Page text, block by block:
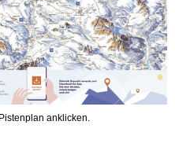
anklicken.